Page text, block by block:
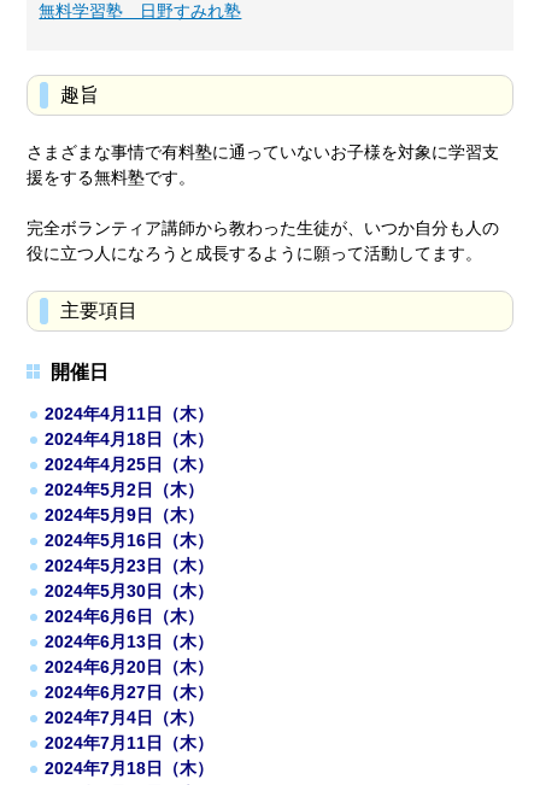
無料学習塾 日野すみれ塾
趣旨
さまざまな事情で有料塾に通っていないお子様を対象に学習支
援をする無料塾です。
完全ボランティア講師から教わった生徒が、いつか自分も人の
役に立つ人になろうと成長するように願って活動してます。
主要項目
開催日
2024年4月11日（木）
2024年4月18日（木）
2024年4月25日（木）
2024年5月2日（木）
2024年5月9日（木）
2024年5月16日（木）
2024年5月23日（木）
2024年5月30日（木）
2024年6月6日（木）
2024年6月13日（木）
2024年6月20日（木）
2024年6月27日（木）
2024年7月4日（木）
2024年7月11日（木）
2024年7月18日（木）